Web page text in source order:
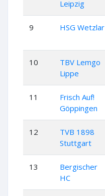
Leipzig
9 HSG Wetzlar
10
TBV Lemgo
Lippe
11
Frisch Auf!
Göppingen
12
TVB 1898
Stuttgart
13
Bergischer
HC